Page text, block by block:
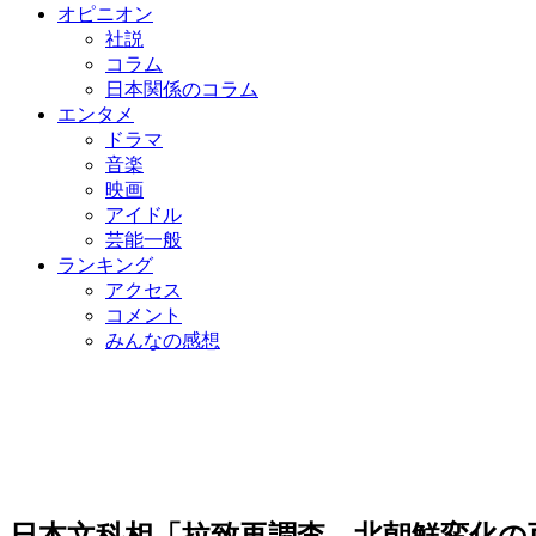
オピニオン
社説
コラム
日本関係のコラム
エンタメ
ドラマ
音楽
映画
アイドル
芸能一般
ランキング
アクセス
コメント
みんなの感想